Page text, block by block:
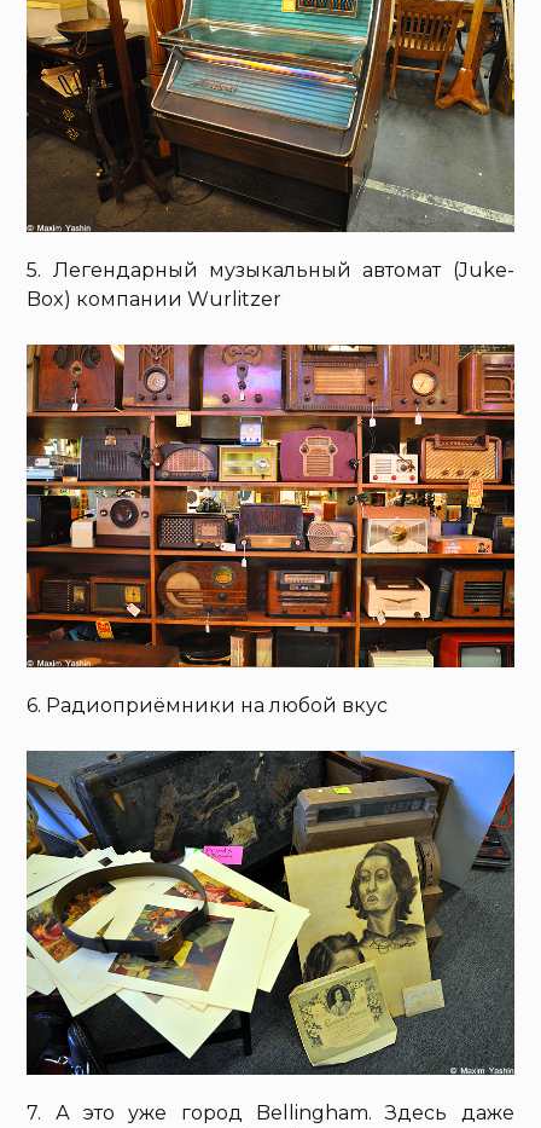
5. Легендарный музыкальный автомат (Juke-
Box) компании Wurlitzer
6. Радиоприёмники на любой вкус
7. А это уже город Bellingham. Здесь даже